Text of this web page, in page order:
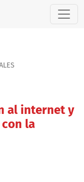
al cibersexo: su
al internet y
la